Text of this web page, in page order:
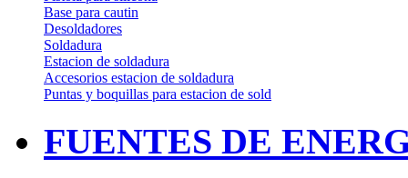
Base para cautin
Desoldadores
Soldadura
Estacion de soldadura
Accesorios estacion de soldadura
Puntas y boquillas para estacion de sold
FUENTES DE